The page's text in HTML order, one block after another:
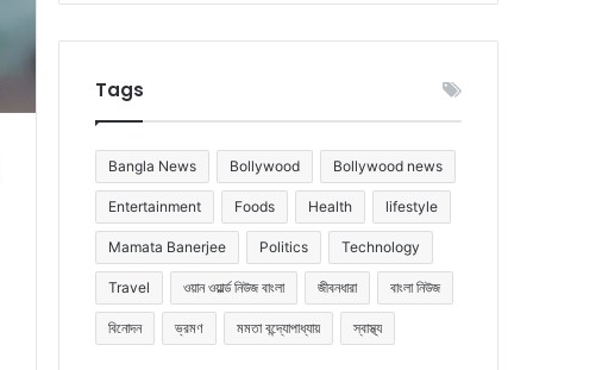
Tags
Bangla News Bollywood Bollywood news
Entertainment Foods Health lifestyle
Mamata Banerjee Politics Technology
Travel ওয়ান ওয়ার্ল্ড নিউজ বাংলা জীবনধারা বাংলা নিউজ
বিনোদন ভ্রমণ মমতা বন্দ্যোপাধ্যায় স্বাস্থ্য